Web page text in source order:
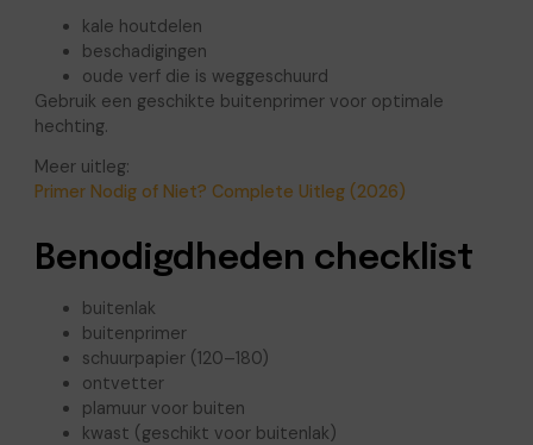
kale houtdelen
beschadigingen
oude verf die is weggeschuurd
Gebruik een geschikte buitenprimer voor optimale
hechting.
Meer uitleg:
Primer Nodig of Niet? Complete Uitleg (2026)
Benodigdheden checklist
buitenlak
buitenprimer
schuurpapier (120–180)
ontvetter
plamuur voor buiten
kwast (geschikt voor buitenlak)